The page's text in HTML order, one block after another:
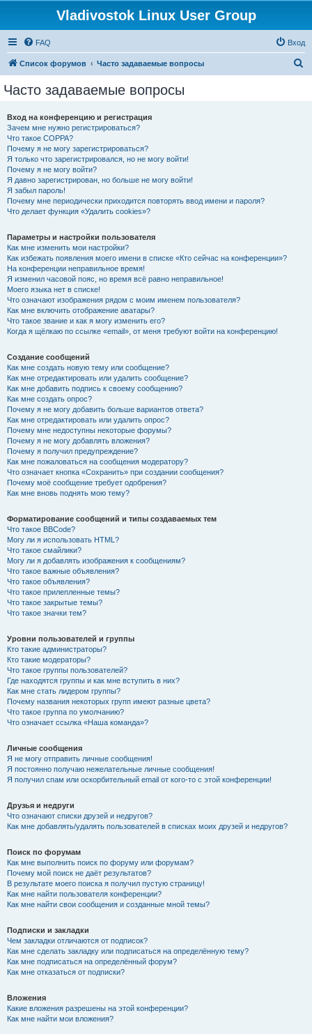
Vladivostok Linux User Group
FAQ Вход
Список форумов Часто задаваемые вопросы
Часто задаваемые вопросы
Вход на конференцию и регистрация
Зачем мне нужно регистрироваться?
Что такое COPPA?
Почему я не могу зарегистрироваться?
Я только что зарегистрировался, но не могу войти!
Почему я не могу войти?
Я давно зарегистрирован, но больше не могу войти!
Я забыл пароль!
Почему мне периодически приходится повторять ввод имени и пароля?
Что делает функция «Удалить cookies»?
Параметры и настройки пользователя
Как мне изменить мои настройки?
Как избежать появления моего имени в списке «Кто сейчас на конференции»?
На конференции неправильное время!
Я изменил часовой пояс, но время всё равно неправильное!
Моего языка нет в списке!
Что означают изображения рядом с моим именем пользователя?
Как мне включить отображение аватары?
Что такое звание и как я могу изменить его?
Когда я щёлкаю по ссылке «email», от меня требуют войти на конференцию!
Создание сообщений
Как мне создать новую тему или сообщение?
Как мне отредактировать или удалить сообщение?
Как мне добавить подпись к своему сообщению?
Как мне создать опрос?
Почему я не могу добавить больше вариантов ответа?
Как мне отредактировать или удалить опрос?
Почему мне недоступны некоторые форумы?
Почему я не могу добавлять вложения?
Почему я получил предупреждение?
Как мне пожаловаться на сообщения модератору?
Что означает кнопка «Сохранить» при создании сообщения?
Почему моё сообщение требует одобрения?
Как мне вновь поднять мою тему?
Форматирование сообщений и типы создаваемых тем
Что такое BBCode?
Могу ли я использовать HTML?
Что такое смайлики?
Могу ли я добавлять изображения к сообщениям?
Что такое важные объявления?
Что такое объявления?
Что такое прилепленные темы?
Что такое закрытые темы?
Что такое значки тем?
Уровни пользователей и группы
Кто такие администраторы?
Кто такие модераторы?
Что такое группы пользователей?
Где находятся группы и как мне вступить в них?
Как мне стать лидером группы?
Почему названия некоторых групп имеют разные цвета?
Что такое группа по умолчанию?
Что означает ссылка «Наша команда»?
Личные сообщения
Я не могу отправить личные сообщения!
Я постоянно получаю нежелательные личные сообщения!
Я получил спам или оскорбительный email от кого-то с этой конференции!
Друзья и недруги
Что означают списки друзей и недругов?
Как мне добавлять/удалять пользователей в списках моих друзей и недругов?
Поиск по форумам
Как мне выполнить поиск по форуму или форумам?
Почему мой поиск не даёт результатов?
В результате моего поиска я получил пустую страницу!
Как мне найти пользователя конференции?
Как мне найти свои сообщения и созданные мной темы?
Подписки и закладки
Чем закладки отличаются от подписок?
Как мне сделать закладку или подписаться на определённую тему?
Как мне подписаться на определённый форум?
Как мне отказаться от подписки?
Вложения
Какие вложения разрешены на этой конференции?
Как мне найти мои вложения?